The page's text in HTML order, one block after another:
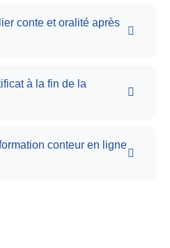
conte et oralité après
à la fin de la
conteur en ligne